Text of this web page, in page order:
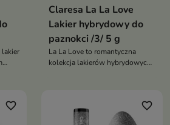
lakier
Claresa La La Love
Lakier hybrydowy do
paznokci /3/ 5 g
La La Love to romantyczna
kolekcja lakierów hybrydowych
czerwienie z wyjątkowym
efektem glamour
favorite_border favorite_border